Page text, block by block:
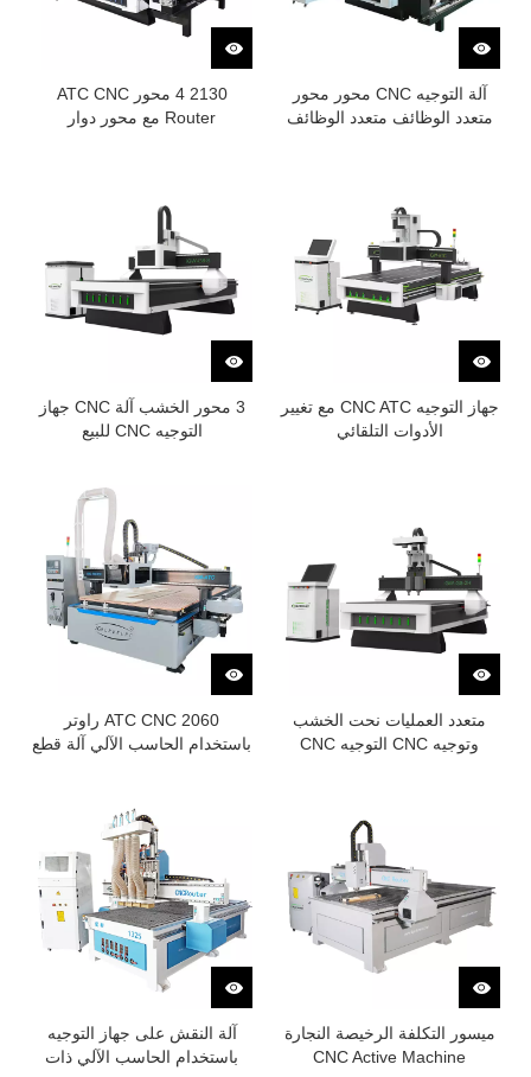
آلة التوجيه CNC محور محور
متعدد الوظائف متعدد الوظائف
2130 4 محور ATC CNC
Router مع محور دوار
جهاز التوجيه CNC ATC مع تغيير
الأدوات التلقائي
3 محور الخشب آلة CNC جهاز
التوجيه CNC للبيع
متعدد العمليات نحت الخشب
وتوجيه CNC التوجيه CNC
2060 ATC CNC راوتر
باستخدام الحاسب الآلي آلة قطع
ميسور التكلفة الرخيصة النجارة
CNC Active Machine
آلة النقش على جهاز التوجيه
باستخدام الحاسب الآلي ذات